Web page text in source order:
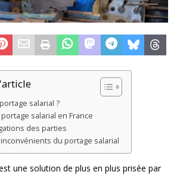
salarial ?
salarial en France
des parties
du portage salarial
une solution de plus en plus prisée par